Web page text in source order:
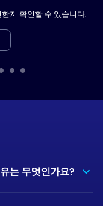
지 확인할 수 있습니다.
는 무엇인가요?